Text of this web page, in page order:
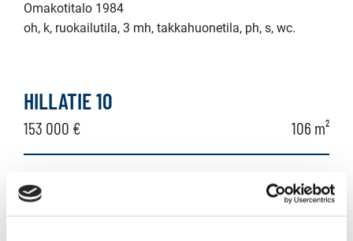
Omakotitalo 1984
oh, k, ruokailutila, 3 mh, takkahuonetila, ph, s, wc.
HILLATIE 10
153 000 € 106 m²
Omakotitalo 1954
3mh,tupak,kph/khh/wc+ulkosauna